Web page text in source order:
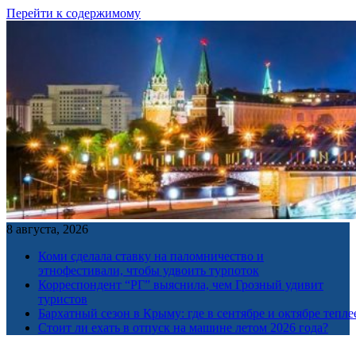
Перейти к содержимому
8 августа, 2026
Коми сделала ставку на паломничество и
этнофестивали, чтобы удвоить турпоток
Корреспондент “РГ” выяснила, чем Грозный удивит
туристов
Бархатный сезон в Крыму: где в сентябре и октябре
Стоит ли ехать в отпуск на машине летом 2026 года?